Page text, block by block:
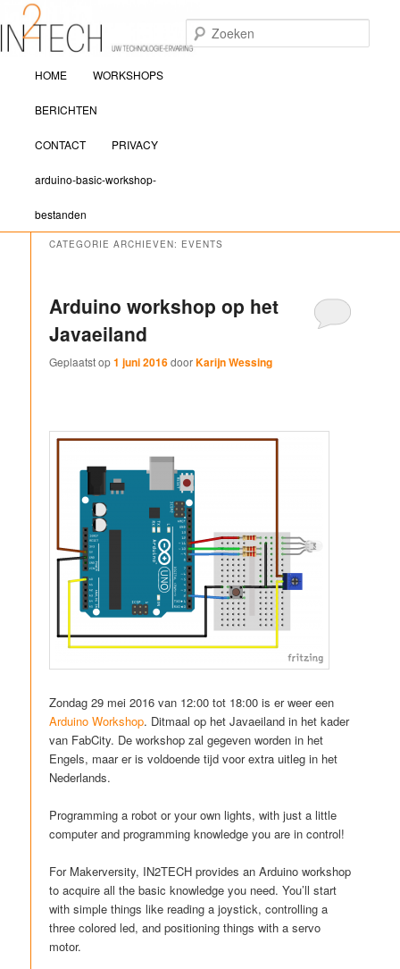
IN2TECH
Spring naar de primaire inhoud
Spring naar de secundaire inhoud
HOME WORKSHOPS
BERICHTEN
CONTACT PRIVACY
arduino-basic-workshop-
bestanden
CATEGORIE ARCHIEVEN: EVENTS
Arduino workshop op het
Javaeiland
Geplaatst op1 juni 2016doorKarijn Wessing
Zondag 29 mei 2016 van 12:00 tot 18:00 is er weer een
Arduino Workshop. Ditmaal op het Javaeiland in het kader
van FabCity. De workshop zal gegeven worden in het
Engels, maar er is voldoende tijd voor extra uitleg in het
Nederlands.
Programming a robot or your own lights, with just a little
computer and programming knowledge you are in control!
For Makerversity, IN2TECH provides an Arduino workshop
to acquire all the basic knowledge you need. You’ll start
with simple things like reading a joystick, controlling a
three colored led, and positioning things with a servo
motor.